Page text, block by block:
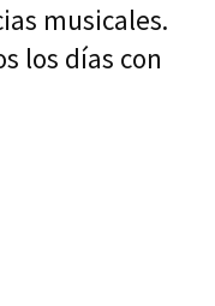
musicales.
los días con